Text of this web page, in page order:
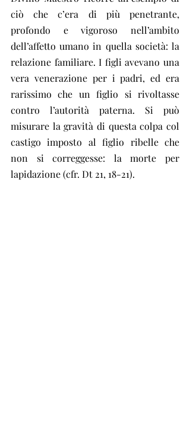
ciò che c’era di più penetrante,
profondo e vigoroso nell’ambito
dell’affetto umano in quella società: la
relazione familiare. I figli avevano una
vera venerazione per i padri, ed era
rarissimo che un figlio si rivoltasse
contro l’autorità paterna. Si può
misurare la gravità di questa colpa col
castigo imposto al figlio ribelle che
non si correggesse: la morte per
lapidazione (cfr. Dt 21, 18-21).